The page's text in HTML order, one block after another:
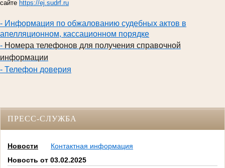
сайте https://ej.sudrf.ru
- Информация по обжалованию судебных актов в
апелляционном, кассационном порядке
- Номера телефонов для получения справочной
информации
- Телефон доверия
ПРЕСС-СЛУЖБА
Новости
Контактная информация
Новость от 03.02.2025